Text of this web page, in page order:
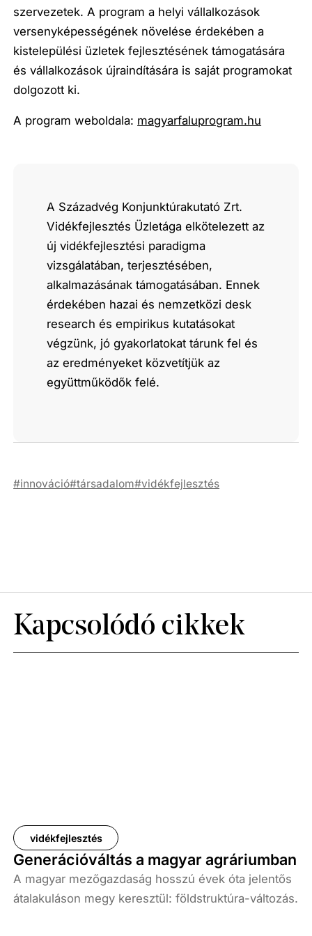
szervezetek. A program a helyi vállalkozások
versenyképességének növelése érdekében a
kistelepülési üzletek fejlesztésének támogatására
és vállalkozások újraindítására is saját programokat
dolgozott ki.
A program weboldala: magyarfaluprogram.hu
A Századvég Konjunktúrakutató Zrt.
Vidékfejlesztés Üzletága elkötelezett az
új vidékfejlesztési paradigma
vizsgálatában, terjesztésében,
alkalmazásának támogatásában. Ennek
érdekében hazai és nemzetközi desk
research és empirikus kutatásokat
végzünk, jó gyakorlatokat tárunk fel és
az eredményeket közvetítjük az
együttműködők felé.
innováció társadalom vidékfejlesztés
Kapcsolódó cikkek
vidékfejlesztés
Generációváltás a magyar agráriumban
A magyar mezőgazdaság hosszú évek óta jelentős
átalakuláson megy keresztül: földstruktúra-változás,